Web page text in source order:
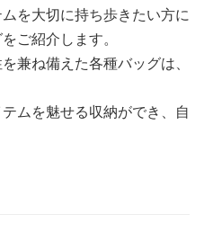
を大切に持ち歩きたい方に
ご紹介します。
兼ね備えた各種バッグは、
ムを魅せる収納ができ、自